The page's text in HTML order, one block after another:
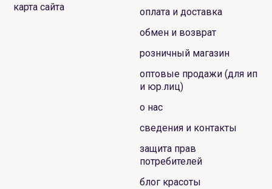
карта сайта
оплата и доставка
обмен и возврат
розничный магазин
оптовые продажи (для ип
и юр.лиц)
о нас
сведения и контакты
защита прав
потребителей
блог красоты